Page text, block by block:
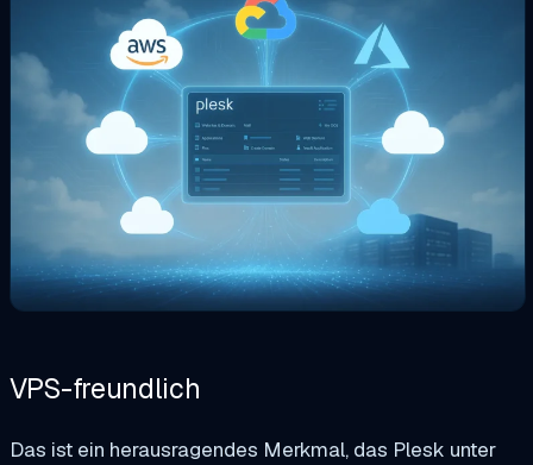
VPS-freundlich
Das ist ein herausragendes Merkmal, das Plesk unter